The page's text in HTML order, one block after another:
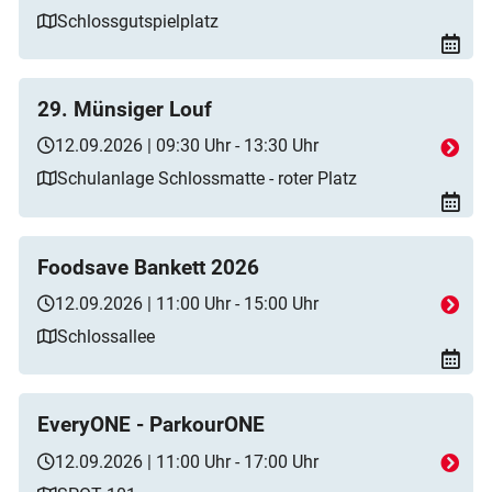
Schlossgutspielplatz
29. Münsiger Louf
12.09.2026 | 09:30 Uhr - 13:30 Uhr
Schulanlage Schlossmatte - roter Platz
Foodsave Bankett 2026
12.09.2026 | 11:00 Uhr - 15:00 Uhr
Schlossallee
EveryONE - ParkourONE
12.09.2026 | 11:00 Uhr - 17:00 Uhr